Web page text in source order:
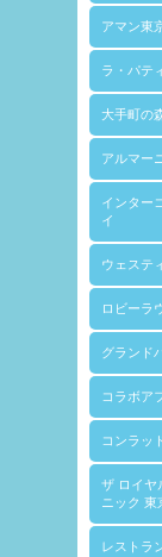
アマン東
ラ・パテ
大手町の
アルマー
インター
イ
ウェステ
ロビーラ
グランド
コラボア
コンラッ
ザ ロイヤ
ニック 東
レストラ